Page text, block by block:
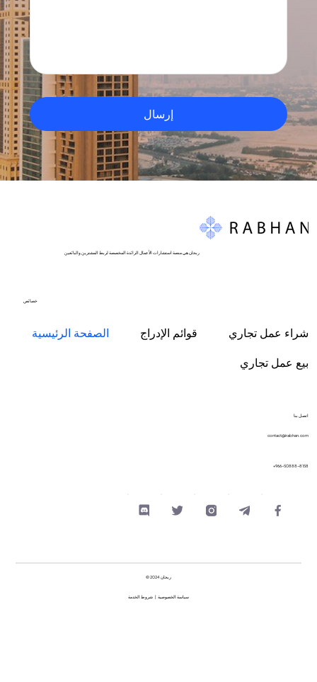
إرسال
اتصل بنا
contact@irabhan.com
+966-50888-8158
خصائص
الصفحة الرئيسية قوائم الإدراج شراء عمل تجاري
بيع عمل تجاري
ربحان هي منصة استشارات الأعمال الرائدة المخصصة لربط المشترين والبائعين
© 2024 ربحان
سياسة الخصوصية | شروط الخدمة